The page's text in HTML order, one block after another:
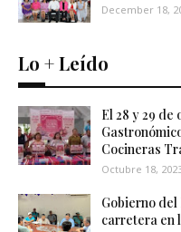
December 18,
Lo + Leído
El 28 y 29
Cocineras
Octubre 18,
Gobierno
carretera en